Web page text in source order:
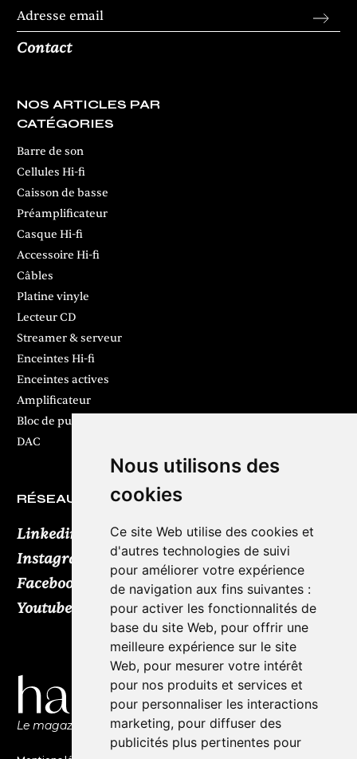
Nous utilisons des
cookies
Ce site Web utilise des cookies et
d'autres technologies de suivi
pour améliorer votre expérience
de navigation aux fins suivantes :
pour activer les fonctionnalités de
base du site Web, pour offrir une
meilleure expérience sur le site
Web, pour mesurer votre intérêt
pour nos produits et services et
pour personnaliser les interactions
marketing, pour diffuser des
publicités plus pertinentes pour
Contact
NOS ARTICLES PAR
CATÉGORIES
Barre de son
Cellules Hi-fi
Caisson de basse
Préamplificateur
Casque Hi-fi
Accessoire Hi-fi
Câbles
Platine vinyle
Lecteur CD
Streamer & serveur
Enceintes Hi-fi
Enceintes actives
Amplificateur
Bloc de puissance
DAC
RÉSEAUX SOCIAUX
Linkedin
Instagram
Facebook
Youtube TikTok
Le magazine de l'audio d'exception par HL Média